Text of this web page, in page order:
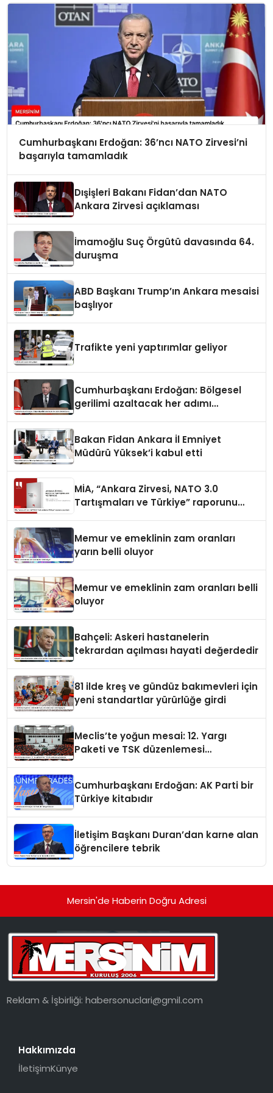
Cumhurbaşkanı Erdoğan: 36’ncı NATO Zirvesi’ni
başarıyla tamamladık
Dışişleri Bakanı Fidan’dan NATO
Ankara Zirvesi açıklaması
İmamoğlu Suç Örgütü davasında 64.
duruşma
ABD Başkanı Trump’ın Ankara mesaisi
başlıyor
Trafikte yeni yaptırımlar geliyor
Cumhurbaşkanı Erdoğan: Bölgesel
gerilimi azaltacak her adımı
Bakan Fidan Ankara İl Emniyet
Müdürü Yüksek’i kabul etti
MİA, “Ankara Zirvesi, NATO 3.0
Tartışmaları ve Türkiye” raporunu
Memur ve emeklinin zam oranları
yarın belli oluyor
Memur ve emeklinin zam oranları belli
oluyor
Bahçeli: Askeri hastanelerin
tekrardan açılması hayati değerdedir
81 ilde kreş ve gündüz bakımevleri için
yeni standartlar yürürlüğe girdi
Meclis’te yoğun mesai: 12. Yargı
Paketi ve TSK düzenlemesi
Cumhurbaşkanı Erdoğan: AK Parti bir
Türkiye kitabıdır
İletişim Başkanı Duran’dan karne alan
öğrencilere tebrik
Mersin'de Haberin Doğru Adresi
Reklam & İşbirliği:habersonuclari@gmil.com
Hakkımızda
İletişimKünye